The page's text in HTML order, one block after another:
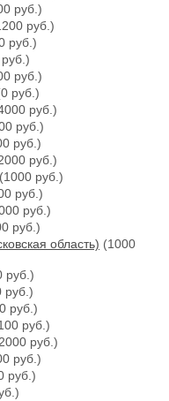
руб.)
руб.)
руб.)
руб.)
руб.)
руб.)
руб.)
руб.)
руб.)
(1000 руб.)
руб.)
руб.)
руб.)
область) (1000
руб.)
руб.)
руб.)
руб.)
руб.)
руб.)
руб.)